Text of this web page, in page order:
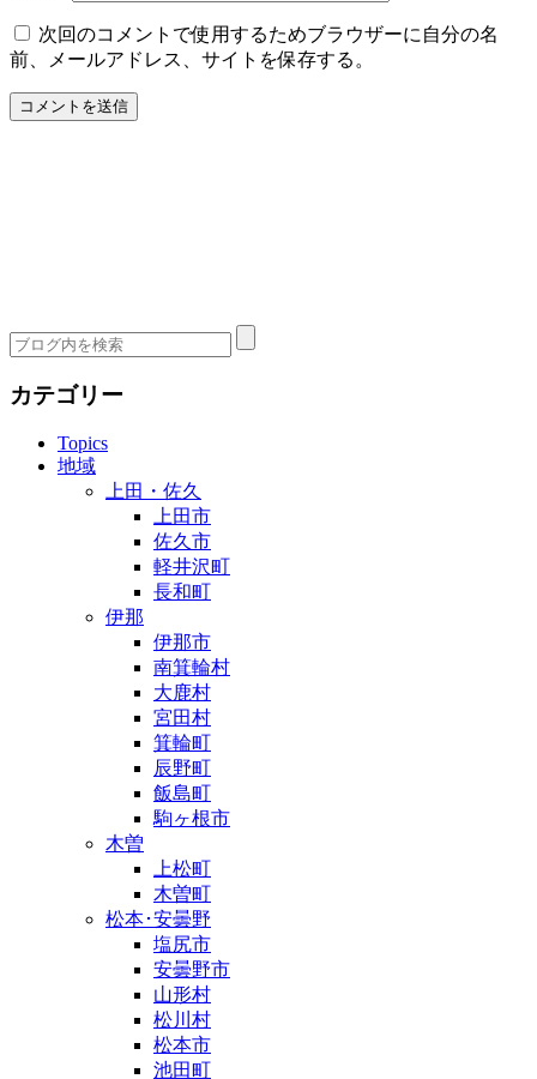
次回のコメントで使用するためブラウザーに自分の名
前、メールアドレス、サイトを保存する。
カテゴリー
Topics
地域
上田・佐久
上田市
佐久市
軽井沢町
長和町
伊那
伊那市
南箕輪村
大鹿村
宮田村
箕輪町
辰野町
飯島町
駒ヶ根市
木曽
上松町
木曽町
松本･安曇野
塩尻市
安曇野市
山形村
松川村
松本市
池田町